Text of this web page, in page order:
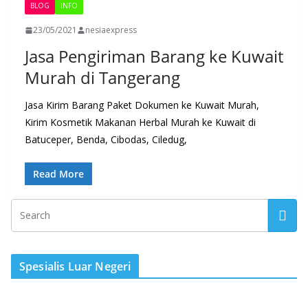
BLOG INFO
23/05/2021 nesiaexpress
Jasa Pengiriman Barang ke Kuwait
Murah di Tangerang
Jasa Kirim Barang Paket Dokumen ke Kuwait Murah,
Kirim Kosmetik Makanan Herbal Murah ke Kuwait di
Batuceper, Benda, Cibodas, Ciledug,
Read More
Spesialis Luar Negeri